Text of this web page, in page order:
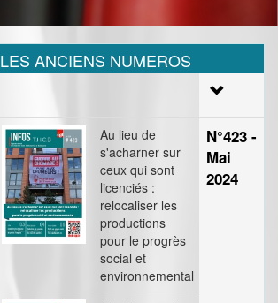
recherche
LES ANCIENS NUMEROS
Au lieu de
s'acharner sur
ceux qui sont
licenciés :
relocaliser les
productions
pour le progrès
social et
environnemental
N°423 -
Mai
2024